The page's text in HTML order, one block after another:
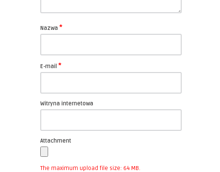
Nazwa *
E-mail *
Witryna internetowa
Attachment
The maximum upload file size: 64 MB.